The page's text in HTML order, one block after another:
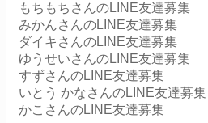
もちもちさんのLINE友達募集
みかんさんのLINE友達募集
ダイキさんのLINE友達募集
ゆうせいさんのLINE友達募集
すずさんのLINE友達募集
いとう かなさんのLINE友達募集
かこさんのLINE友達募集